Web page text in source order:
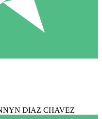
DIAZ CHAVEZ